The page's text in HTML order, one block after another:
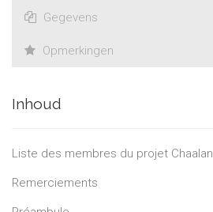
Gegevens
Opmerkingen
Inhoud
Liste des membres du projet Chaalan
Remerciements